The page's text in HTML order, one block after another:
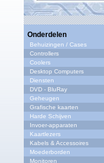
Onderdelen
Behuizingen / Cases
Controllers
Coolers
Desktop Computers
Diensten
DVD - BluRay
Geheugen
Grafische kaarten
Harde Schijven
Invoer-apparaten
Kaartlezers
Kabels & Accessoires
Moederborden
Monitoren